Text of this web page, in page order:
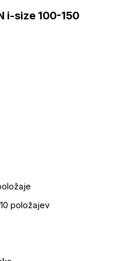
i-size 100-150
položajev